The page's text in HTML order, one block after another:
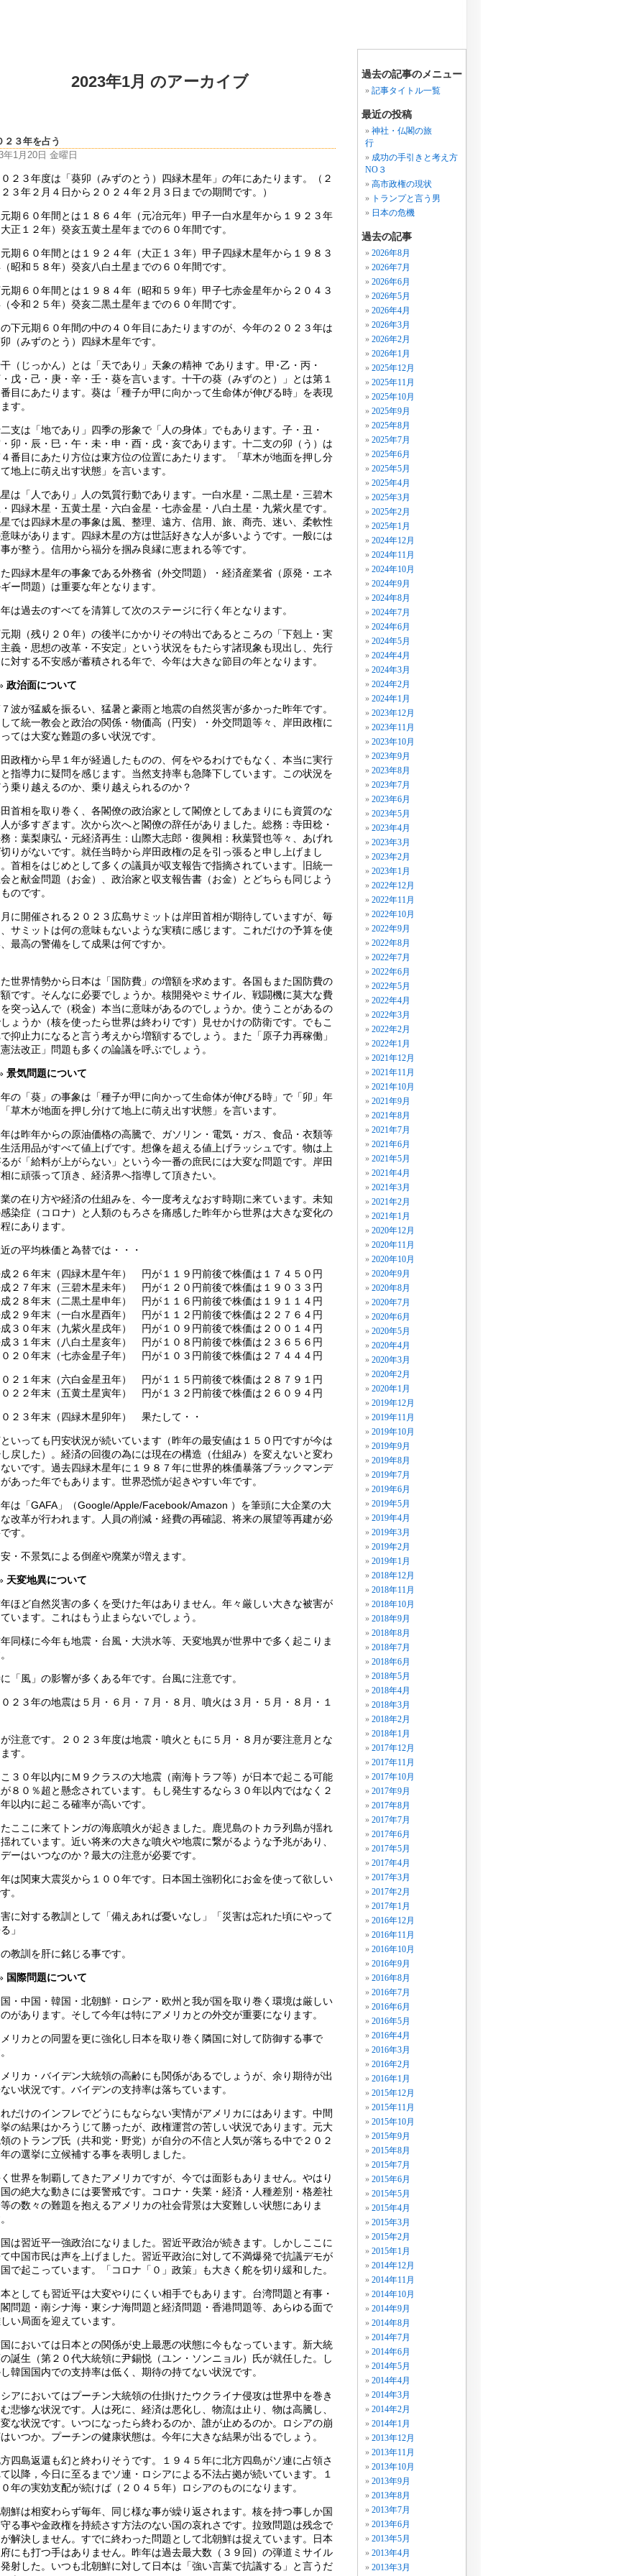
過去の記事のメニュー
記事タイトル一覧
最近の投稿
神社・仏閣の旅
行
成功の手引きと考え方
NO３
高市政権の現状
トランプと言う男
日本の危機
過去の記事
2026年8月
2026年7月
2026年6月
2026年5月
2026年4月
2026年3月
2026年2月
2026年1月
2025年12月
2025年11月
2025年10月
2025年9月
2025年8月
2025年7月
2025年6月
2025年5月
2025年4月
2025年3月
2025年2月
2025年1月
2024年12月
2024年11月
2024年10月
2024年9月
2024年8月
2024年7月
2024年6月
2024年5月
2024年4月
2024年3月
2024年2月
2024年1月
2023年12月
2023年11月
2023年10月
2023年9月
2023年8月
2023年7月
2023年6月
2023年5月
2023年4月
2023年3月
2023年2月
2023年1月
2022年12月
2022年11月
2022年10月
2022年9月
2022年8月
2022年7月
2022年6月
2022年5月
2022年4月
2022年3月
2022年2月
2022年1月
2021年12月
2021年11月
2021年10月
2021年9月
2021年8月
2021年7月
2021年6月
2021年5月
2021年4月
2021年3月
2021年2月
2021年1月
2020年12月
2020年11月
2020年10月
2020年9月
2020年8月
2020年7月
2020年6月
2020年5月
2020年4月
2020年3月
2020年2月
2020年1月
2019年12月
2019年11月
2019年10月
2019年9月
2019年8月
2019年7月
2019年6月
2019年5月
2019年4月
2019年3月
2019年2月
2019年1月
2018年12月
2018年11月
2018年10月
2018年9月
2018年8月
2018年7月
2018年6月
2018年5月
2018年4月
2018年3月
2018年2月
2018年1月
2017年12月
2017年11月
2017年10月
2017年9月
2017年8月
2017年7月
2017年6月
2017年5月
2017年4月
2017年3月
2017年2月
2017年1月
2016年12月
2016年11月
2016年10月
2016年9月
2016年8月
2016年7月
2016年6月
2016年5月
2016年4月
2016年3月
2016年2月
2016年1月
2015年12月
2015年11月
2015年10月
2015年9月
2015年8月
2015年7月
2015年6月
2015年5月
2015年4月
2015年3月
2015年2月
2015年1月
2014年12月
2014年11月
2014年10月
2014年9月
2014年8月
2014年7月
2014年6月
2014年5月
2014年4月
2014年3月
2014年2月
2014年1月
2013年12月
2013年11月
2013年10月
2013年9月
2013年8月
2013年7月
2013年6月
2013年5月
2013年4月
2013年3月
2023年1月 のアーカイブ
２３年を占う
年1月20日 金曜日
２３年度は「葵卯（みずのとう）四緑木星年」の年にあたります。（２
３年２月４日から２０２４年２月３日までの期間です。）
期６０年間とは１８６４年（元冶元年）甲子一白水星年から１９２３年
正１２年）癸亥五黄土星年までの６０年間です。
期６０年間とは１９２４年（大正１３年）甲子四緑木星年から１９８３
昭和５８年）癸亥八白土星までの６０年間です。
期６０年間とは１９８４年（昭和５９年）甲子七赤金星年から２０４３
令和２５年）癸亥二黒土星年までの６０年間です。
下元期６０年間の中の４０年目にあたりますのが、今年の２０２３年は
（みずのとう）四緑木星年です。
（じっかん）とは「天であり」天象の精神 であります。甲･乙・丙・
戊・己・庚・辛・壬・葵を言います。十干の葵（みずのと）」とは第１
目にあたります。葵は「種子が甲に向かって生命体が伸びる時」を表現
す。
支は「地であり」四季の形象で「人の身体」でもあります。子・丑・
卯・辰・巳・午・未・申・酉・戌・亥であります。十二支の卯（う）は
番目にあたり方位は東方位の位置にあたります。「草木が地面を押し分
地上に萌え出す状態」を言います。
は「人であり」人の気質行動であります。一白水星・二黒土星・三碧木
四緑木星・五黄土星・六白金星・七赤金星・八白土星・九紫火星です。
では四緑木星の事象は風、整理、遠方、信用、旅、商売、迷い、柔軟性
味があります。四緑木星の方は世話好きな人が多いようです。一般には
が整う。信用から福分を掴み良縁に恵まれる等です。
四緑木星年の事象である外務省（外交問題）・経済産業省（原発・エネ
ー問題）は重要な年となります。
は過去のすべてを清算して次のステージに行く年となります。
期（残り２０年）の後半にかかりその特出であるところの「下剋上・実
義・思想の改革・不安定」という状況をもたらす諸現象も現出し、先行
対する不安感が蓄積される年で、今年は大きな節目の年となります。
政治面について
波が猛威を振るい、猛暑と豪雨と地震の自然災害が多かった昨年です。
て統一教会と政治の関係・物価高（円安）・外交問題等々、岸田政権に
ては大変な難題の多い状況です。
政権から早１年が経過したものの、何をやるわけでもなく、本当に実行
指導力に疑問を感じます。当然支持率も急降下しています。この状況を
乗り越えるのか、乗り越えられるのか？
首相を取り巻く、各閣僚の政治家として閣僚としてあまりにも資質のな
が多すぎます。次から次へと閣僚の辞任がありました。総務：寺田稔・
：葉梨康弘・元経済再生：山際大志郎・復興相：秋葉賢也等々、あげれ
りがないです。就任当時から岸田政権の足を引っ張ると申し上げまし
首相をはじめとして多くの議員が収支報告で指摘されています。旧統一
と献金問題（お金）、政治家と収支報告書（お金）とどちらも同じよう
のです。
に開催される２０２３広島サミットは岸田首相が期待していますが、毎
サミットは何の意味もないような実積に感じます。これだけの予算を使
最高の警備をして成果は何ですか。
世界情勢から日本は「国防費」の増額を求めます。各国もまた国防費の
です。そんなに必要でしょうか。核開発やミサイル、戦闘機に莫大な費
突っ込んで（税金）本当に意味があるのでしょうか。使うことがあるの
ょうか（核を使ったら世界は終わりです）見せかけの防衛です。でもこ
抑止力になると言う考えから増額するでしょう。また「原子力再稼働」
法改正」問題も多くの論議を呼ぶでしょう。
景気問題について
の「葵」の事象は「種子が甲に向かって生命体が伸びる時」で「卯」年
草木が地面を押し分けて地上に萌え出す状態」を言います。
は昨年からの原油価格の高騰で、ガソリン・電気・ガス、食品・衣類等
活用品がすべて値上げです。想像を超える値上げラッシュです。物は上
が「給料が上がらない」という今一番の庶民には大変な問題です。岸田
に頑張って頂き、経済界へ指導して頂きたい。
の在り方や経済の仕組みを、今一度考えなおす時期に来ています。未知
染症（コロナ）と人類のもろさを痛感した昨年から世界は大きな変化の
にあります。
の平均株価と為替では・・・
２６年末（四緑木星午年） 円が１１９円前後で株価は１７４５０円
２７年末（三碧木星未年） 円が１２０円前後で株価は１９０３３円
２８年末（二黒土星申年） 円が１１６円前後で株価は１９１１４円
２９年末（一白水星酉年） 円が１１２円前後で株価は２２７６４円
３０年末（九紫火星戌年） 円が１０９円前後で株価は２００１４円
３１年末（八白土星亥年） 円が１０８円前後で株価は２３６５６円
２０年末（七赤金星子年） 円が１０３円前後で株価は２７４４４円
２１年末（六白金星丑年） 円が１１５円前後で株価は２８７９１円
２２年末（五黄土星寅年） 円が１３２円前後で株価は２６０９４円
２３年末（四緑木星卯年） 果たして・・
いっても円安状況が続いています（昨年の最安値は１５０円ですが今は
戻した）。経済の回復の為には現在の構造（仕組み）を変えないと変わ
いです。過去四緑木星年に１９８７年に世界的株価暴落ブラックマンデ
あった年でもあります。世界恐慌が起きやすい年です。
は「GAFA」（Google/Apple/Facebook/Amazon ）を筆頭に大企業の大
改革が行われます。人員の削減・経費の再確認、将来の展望等再建が必
す。
・不景気による倒産や廃業が増えます。
天変地異について
ほど自然災害の多くを受けた年はありません。年々厳しい大きな被害が
います。これはもう止まらないでしょう。
同様に今年も地震・台風・大洪水等、天変地異が世界中で多く起こりま
「風」の影響が多くある年です。台風に注意です。
２３年の地震は５月・６月・７月・８月、噴火は３月・５月・８月・１
注意です。２０２３年度は地震・噴火ともに５月・８月が要注意月とな
す。
３０年以内にＭ９クラスの大地震（南海トラフ等）が日本で起こる可能
８０％超と懸念されています。もし発生するなら３０年以内ではなく２
以内に起こる確率が高いです。
ここに来てトンガの海底噴火が起きました。鹿児島のトカラ列島が揺れ
れています。近い将来の大きな噴火や地震に繋がるような予兆があり、
ーはいつなのか？最大の注意が必要です。
は関東大震災から１００年です。日本国土強靭化にお金を使って欲しい
。
に対する教訓として「備えあれば憂いなし」「災害は忘れた頃にやって
」
教訓を肝に銘じる事です。
国際問題について
・中国・韓国・北朝鮮・ロシア・欧州と我が国を取り巻く環境は厳しい
があります。そして今年は特にアメリカとの外交が重要になります。
リカとの同盟を更に強化し日本を取り巻く隣国に対して防御する事で
リカ・バイデン大統領の高齢にも関係があるでしょうが、余り期待が出
い状況です。バイデンの支持率は落ちています。
だけのインフレでどうにもならない実情がアメリカにはあります。中間
の結果はかろうじて勝ったが、政権運営の苦しい状況であります。元大
のトランプ氏（共和党・野党）が自分の不信と人気が落ちる中で２０２
の選挙に立候補する事を表明しました。
世界を制覇してきたアメリカですが、今では面影もありません。やはり
の絶大な動きには要警戒です。コロナ・失業・経済・人種差別・格差社
の数々の難題を抱えるアメリカの社会背景は大変難しい状態にありま
は習近平一強政治になりました。習近平政治が続きます。しかしここに
中国市民は声を上げました。習近平政治に対して不満爆発で抗議デモが
で起こっています。「コロナ「０」政策」も大きく舵を切り緩和した。
としても習近平は大変やりにくい相手でもあります。台湾問題と有事・
問題・南シナ海・東シナ海問題と経済問題・香港問題等、あらゆる面で
い局面を迎えています。
においては日本との関係が史上最悪の状態に今もなっています。新大統
誕生（第２０代大統領に尹錫悦（ユン・ソンニョル）氏が就任した。し
韓国国内での支持率は低く、期待の持てない状況です。
アにおいてはプーチン大統領の仕掛けたウクライナ侵攻は世界中を巻き
悲惨な状況です。人は死に、経済は悪化し、物流は止り、物は高騰し、
な状況です。いつになったら終わるのか、誰が止めるのか。ロシアの崩
いつか。プーチンの健康状態は。今年に大きな結果が出るでしょう。
四島返還も幻と終わりそうです。１９４５年に北方四島がソ連に占領さ
以降，今日に至るまでソ連・ロシアによる不法占拠が続いています。１
年の実効支配が続けば（２０４５年）ロシアのものになります。
鮮は相変わらず毎年、同じ様な事が繰り返されます。核を持つ事しか国
る事や金政権を持続さす方法のない国の哀れさです。拉致問題は残念で
解決しません。すでに終わった問題として北朝鮮は捉えています。日本
にも打つ手はありません。昨年は過去最大数（３９回）の弾道ミサイル
射した。いつも北朝鮮に対して日本は「強い言葉で抗議する」と言うだ